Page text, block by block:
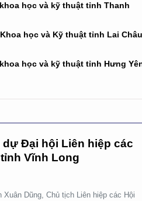
học và kỹ thuật tỉnh Thanh
học và Kỹ thuật tỉnh Lai Châu
học và kỹ thuật tỉnh Hưng
Đại hội Liên hiệp các
Vĩnh Long
Dũng, Chủ tịch Liên hiệp các Hội